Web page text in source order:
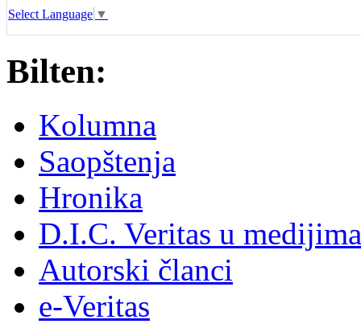
Select Language ▼
Bilten:
Kolumna
Saopštenja
Hronika
D.I.C. Veritas u medijima
Autorski članci
e-Veritas